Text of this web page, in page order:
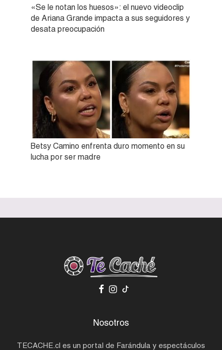
«Se le notan los huesos»: el nuevo videoclip
de Ariana Grande impacta a sus seguidores y
desata preocupación
Betsy Camino enfrenta duro momento en su
lucha por ser madre
Nosotros
TECACHE.cl es un portal de Farándula y espectáculos